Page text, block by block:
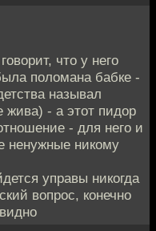
что у него
поломана бабке -
называл
жива) - а этот пидор
- для него и
ненужные никому
управы никогда
вопрос, конечно